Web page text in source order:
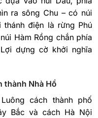
ra sông Chu – có núi
thánh điện là rừng Phú
Hàm Rồng chắn phía
dựng cờ khởi nghĩa
thành Nhà Hồ
cách thành phố
Bắc và cách Hà Nội